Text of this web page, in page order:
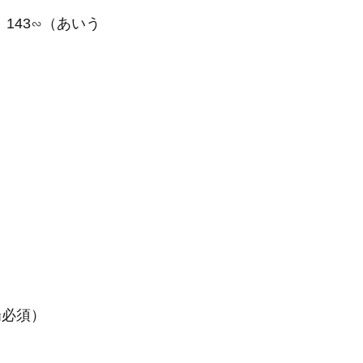
143∽（あいう
須）